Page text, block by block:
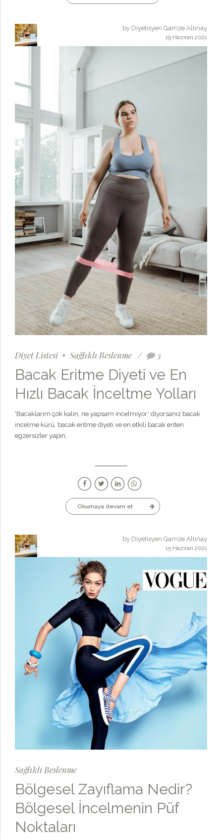
by Diyetisyen Gamze Altınay
19 Haziran 2021
Diyet Listesi Sağlıklı Beslenme 3
Bacak Eritme Diyeti ve En
Hızlı Bacak İnceltme Yolları
'Bacaklarım çok kalın, ne yapsam incelmiyor.' diyorsanız bacak
incelme kürü, bacak eritme diyeti ve en etkili bacak eriten
egzersizler yapın.
Okumaya devam et
by Diyetisyen Gamze Altınay
15 Haziran 2021
Sağlıklı Beslenme
Bölgesel Zayıflama Nedir?
Bölgesel İncelmenin Püf
Noktaları